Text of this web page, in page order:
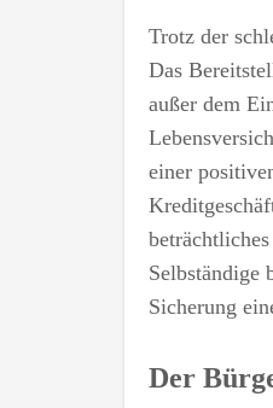
Trotz der
Das
außer dem
einer
Selbständige
Sicherung
Der